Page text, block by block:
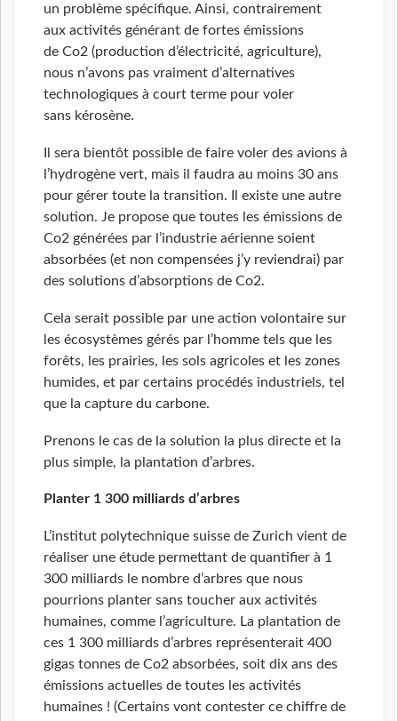
un problème spécifique. Ainsi, contrairement
aux activités générant de fortes émissions
de Co2 (production d’électricité, agriculture),
nous n’avons pas vraiment d’alternatives
technologiques à court terme pour voler
sans kérosène.
Il sera bientôt possible de faire voler des avions à
l’hydrogène vert, mais il faudra au moins 30 ans
pour gérer toute la transition. Il existe une autre
solution. Je propose que toutes les émissions de
Co2 générées par l’industrie aérienne soient
absorbées (et non compensées j’y reviendrai) par
des solutions d’absorptions de Co2.
Cela serait possible par une action volontaire sur
les écosystèmes gérés par l’homme tels que les
forêts, les prairies, les sols agricoles et les zones
humides, et par certains procédés industriels, tel
que la capture du carbone.
Prenons le cas de la solution la plus directe et la
plus simple, la plantation d’arbres.
Planter 1 300 milliards d’arbres
L’institut polytechnique suisse de Zurich vient de
réaliser une étude permettant de quantifier à 1
300 milliards le nombre d’arbres que nous
pourrions planter sans toucher aux activités
humaines, comme l’agriculture. La plantation de
ces 1 300 milliards d’arbres représenterait 400
gigas tonnes de Co2 absorbées, soit dix ans des
émissions actuelles de toutes les activités
humaines ! (Certains vont contester ce chiffre de